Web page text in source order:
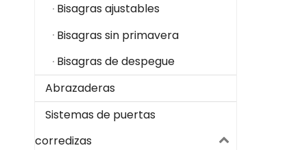
Bisagras ajustables
Bisagras sin primavera
Bisagras de despegue
Abrazaderas
Sistemas de puertas
corredizas